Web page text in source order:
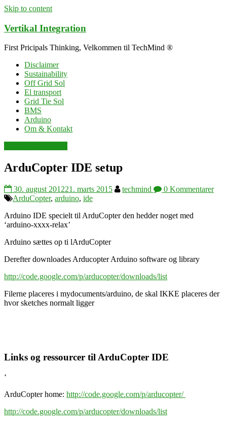
Skip to content
Vertikal Integration
First Pricipals Thinking, Velkommen til TechMind ®
Disclaimer
Sustainability
Off Grid Sol
El transport
Grid Tie Sol
BMS
Arduino
Om & Kontakt
ArduCopter IDE setup
30. august 201221. marts 2015 techmind
0 Kommentarer
ArduCopter, arduino, ide
Arduino IDE specielt til ArduCopter den hedder noget med
‘arduino-xxxx-relax’
Arduino sættes op ti lArduCopter
Derefter downloades Arducopter Arduino software og library
http://code.google.com/p/arducopter/downloads/list
Filerne placeres i mydocuments/arduino, de skal IKKE placeres der
hvor sketches normalt ligger
Links og ressourcer til ArduCopter IDE
‘
ArduCopter home: http://code.google.com/p/arducopter/
http://code.google.com/p/arducopter/downloads/list